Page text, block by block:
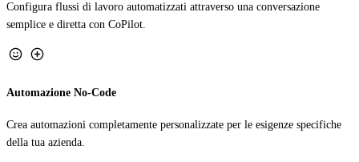
Configura flussi di lavoro automatizzati attraverso una conversazione
semplice e diretta con CoPilot.
Automazione No-Code
Crea automazioni completamente personalizzate per le esigenze specifiche
della tua azienda.